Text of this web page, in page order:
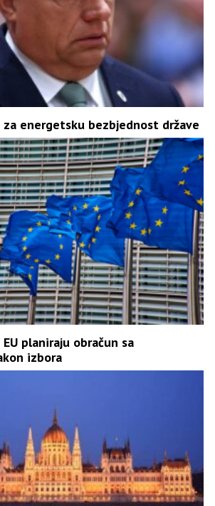
za energetsku bezbjednost države
planiraju obračun sa
izbora